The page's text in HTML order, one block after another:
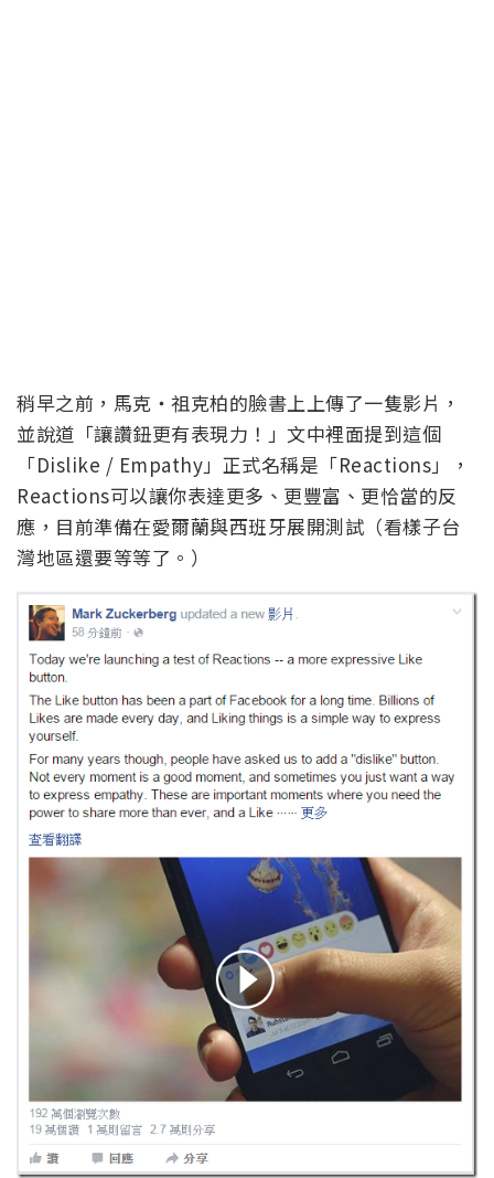
稍早之前，馬克‧祖克柏的臉書上上傳了一隻影片，
並說道「讓讚鈕更有表現力！」文中裡面提到這個
「Dislike / Empathy」正式名稱是「Reactions」，
Reactions可以讓你表達更多、更豐富、更恰當的反
應，目前準備在愛爾蘭與西班牙展開測試（看樣子台
灣地區還要等等了。）